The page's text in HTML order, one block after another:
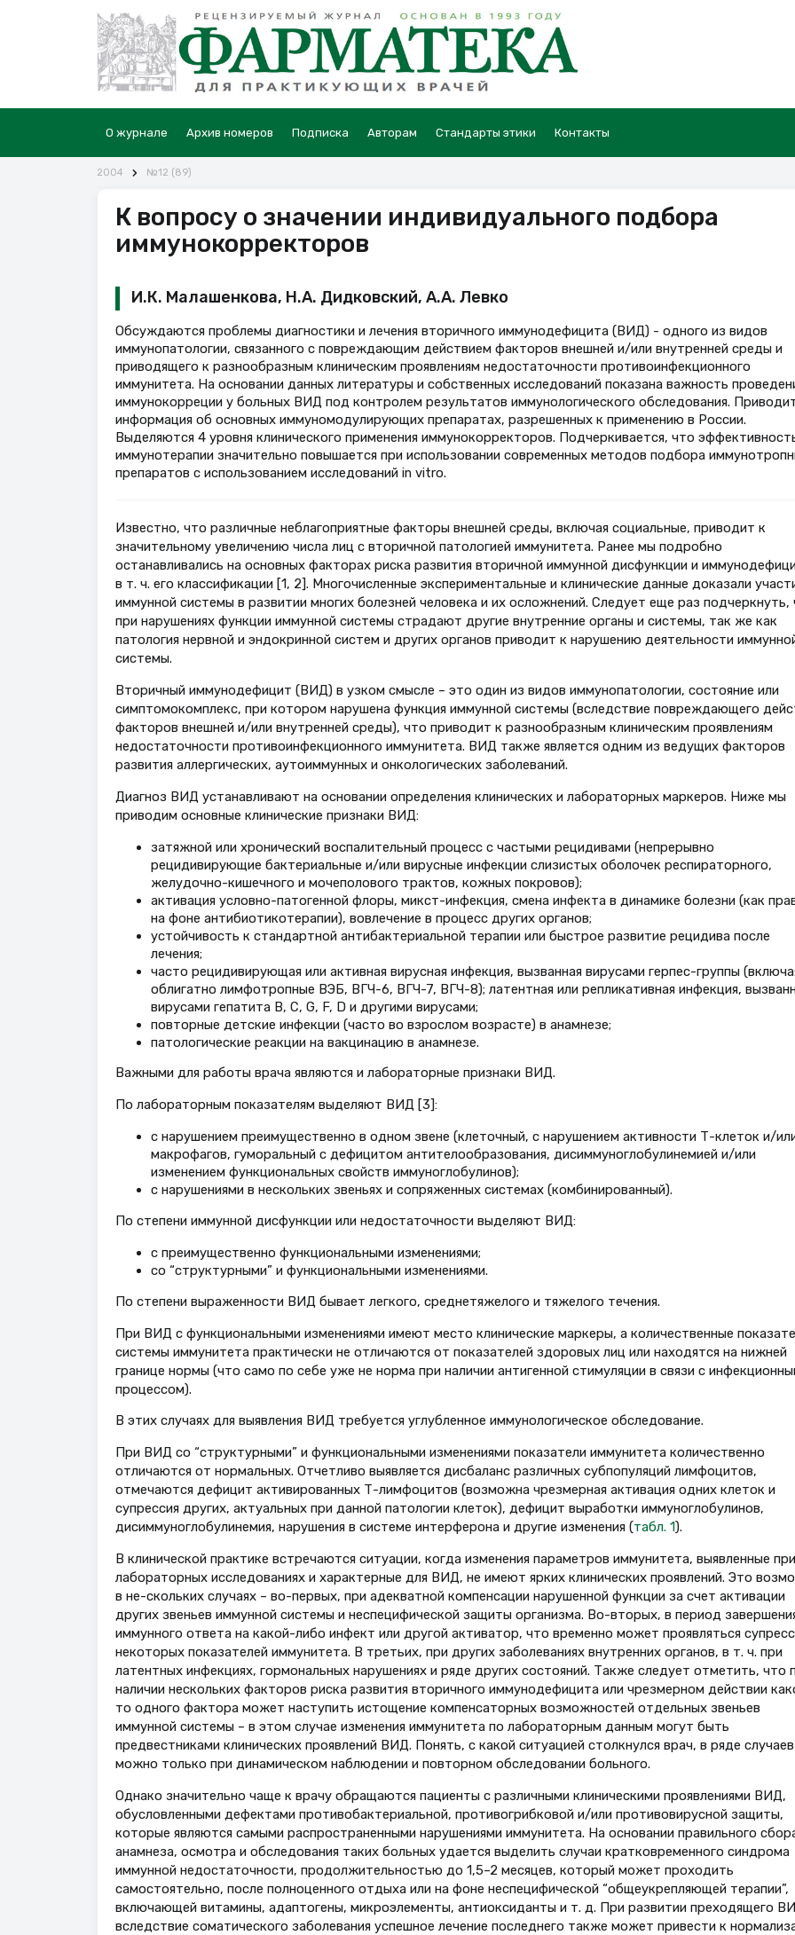
О журнале Архив номеров Подписка Авторам Стандарты этики Контакты
2004 №12 (89)
К вопросу о значении индивидуального подбора
иммунокорректоров
И.К. Малашенкова, Н.А. Дидковский, А.А. Левко
Обсуждаются проблемы диагностики и лечения вторичного иммунодефицита (ВИД) - одного из видов
иммунопатологии, связанного с повреждающим действием факторов внешней и/или внутренней среды и
приводящего к разнообразным клиническим проявлениям недостаточности противоинфекционного
иммунитета. На основании данных литературы и собственных исследований показана важность
иммунокорреции у больных ВИД под контролем результатов иммунологического обследования.
информация об основных иммуномодулирующих препаратах, разрешенных к применению в России.
Выделяются 4 уровня клинического применения иммунокорректоров. Подчеркивается, что
иммунотерапии значительно повышается при использовании современных методов подбора
препаратов с использованием исследований in vitro.
Известно, что различные неблагоприятные факторы внешней среды, включая социальные, приводит к
значительному увеличению числа лиц с вторичной патологией иммунитета. Ранее мы подробно
останавливались на основных факторах риска развития вторичной иммунной дисфункции и
в т. ч. его классификации [1, 2]. Многочисленные экспериментальные и клинические данные доказали
иммунной системы в развитии многих болезней человека и их осложнений. Следует еще раз подчеркнуть,
при нарушениях функции иммунной системы страдают другие внутренние органы и системы, так же как
патология нервной и эндокринной систем и других органов приводит к нарушению деятельности
системы.
Вторичный иммунодефицит (ВИД) в узком смысле – это один из видов иммунопатологии, состояние или
симптомокомплекс, при котором нарушена функция иммунной системы (вследствие повреждающего
факторов внешней и/или внутренней среды), что приводит к разнообразным клиническим проявлениям
недостаточности противоинфекционного иммунитета. ВИД также является одним из ведущих факторов
развития аллергических, аутоиммунных и онкологических заболеваний.
Диагноз ВИД устанавливают на основании определения клинических и лабораторных маркеров. Ниже мы
приводим основные клинические признаки ВИД:
затяжной или хронический воспалительный процесс с частыми рецидивами (непрерывно
рецидивирующие бактериальные и/или вирусные инфекции слизистых оболочек респираторного,
желудочно-кишечного и мочеполового трактов, кожных покровов);
активация условно-патогенной флоры, микст-инфекция, смена инфекта в динамике болезни (как
на фоне антибиотикотерапии), вовлечение в процесс других органов;
устойчивость к стандартной антибактериальной терапии или быстрое развитие рецидива после
лечения;
часто рецидивирующая или активная вирусная инфекция, вызванная вирусами герпес-группы
облигатно лимфотропные ВЭБ, ВГЧ-6, ВГЧ-7, ВГЧ-8); латентная или репликативная инфекция,
вирусами гепатита В, С, G, F, D и другими вирусами;
повторные детские инфекции (часто во взрослом возрасте) в анамнезе;
патологические реакции на вакцинацию в анамнезе.
Важными для работы врача являются и лабораторные признаки ВИД.
По лабораторным показателям выделяют ВИД [3]:
с нарушением преимущественно в одном звене (клеточный, с нарушением активности Т-клеток и/
макрофагов, гуморальный с дефицитом антителообразования, дисиммуноглобулинемией и/или
изменением функциональных свойств иммуноглобулинов);
с нарушениями в нескольких звеньях и сопряженных системах (комбинированный).
По степени иммунной дисфункции или недостаточности выделяют ВИД:
с преимущественно функциональными изменениями;
со “структурными” и функциональными изменениями.
По степени выраженности ВИД бывает легкого, среднетяжелого и тяжелого течения.
При ВИД с функциональными изменениями имеют место клинические маркеры, а количественные
системы иммунитета практически не отличаются от показателей здоровых лиц или находятся на нижней
границе нормы (что само по себе уже не норма при наличии антигенной стимуляции в связи с
процессом).
В этих случаях для выявления ВИД требуется углубленное иммунологическое обследование.
При ВИД со “структурными” и функциональными изменениями показатели иммунитета количественно
отличаются от нормальных. Отчетливо выявляется дисбаланс различных субпопуляций лимфоцитов,
отмечаются дефицит активированных Т-лимфоцитов (возможна чрезмерная активация одних клеток и
супрессия других, актуальных при данной патологии клеток), дефицит выработки иммуноглобулинов,
дисиммуноглобулинемия, нарушения в системе интерферона и другие изменения (табл. 1).
В клинической практике встречаются ситуации, когда изменения параметров иммунитета, выявленные при
лабораторных исследованиях и характерные для ВИД, не имеют ярких клинических проявлений. Это
в не-скольких случаях – во-первых, при адекватной компенсации нарушенной функции за счет активации
других звеньев иммунной системы и неспецифической защиты организма. Во-вторых, в период
иммунного ответа на какой-либо инфект или другой активатор, что временно может проявляться
некоторых показателей иммунитета. В третьих, при других заболеваниях внутренних органов, в т. ч. при
латентных инфекциях, гормональных нарушениях и ряде других состояний. Также следует отметить, что
наличии нескольких факторов риска развития вторичного иммунодефицита или чрезмерном действии
то одного фактора может наступить истощение компенсаторных возможностей отдельных звеньев
иммунной системы – в этом случае изменения иммунитета по лабораторным данным могут быть
предвестниками клинических проявлений ВИД. Понять, с какой ситуацией столкнулся врач, в ряде случаев
можно только при динамическом наблюдении и повторном обследовании больного.
Однако значительно чаще к врачу обращаются пациенты с различными клиническими проявлениями ВИД,
обусловленными дефектами противобактериальной, противогрибковой и/или противовирусной защиты,
которые являются самыми распространенными нарушениями иммунитета. На основании правильного
анамнеза, осмотра и обследования таких больных удается выделить случаи кратковременного синдрома
иммунной недостаточности, продолжительностью до 1,5–2 месяцев, который может проходить
самостоятельно, после полноценного отдыха или на фоне неспецифической “общеукрепляющей терапии”,
включающей витамины, адаптогены, микроэлементы, антиоксиданты и т. д. При развитии преходящего
вследствие соматического заболевания успешное лечение последнего также может привести к